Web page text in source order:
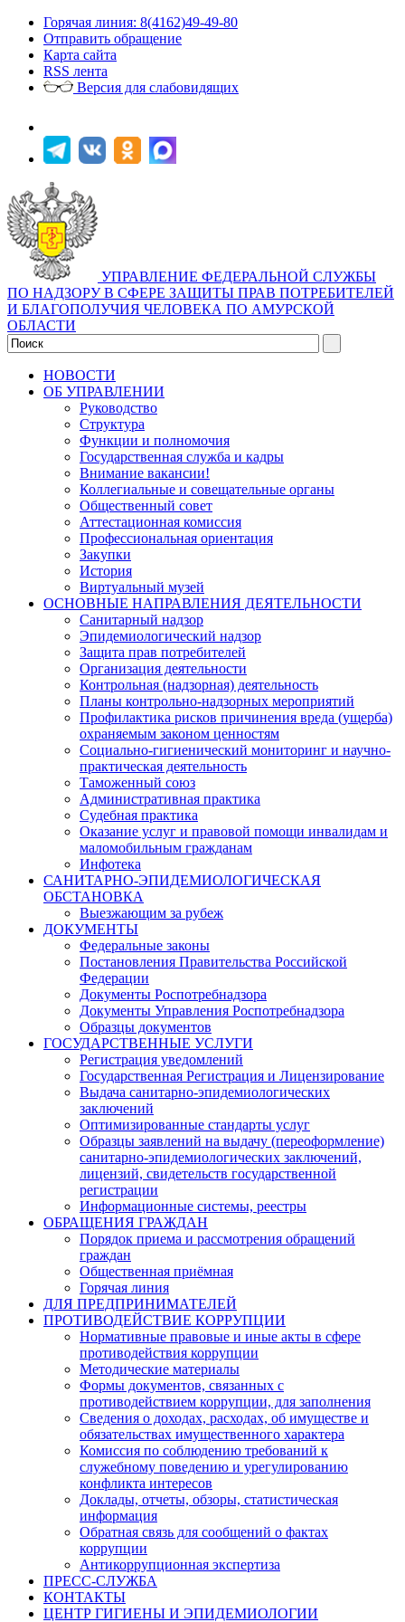
Горячая линия: 8(4162)49-49-80
Отправить обращение
Карта сайта
RSS лента
Версия для слабовидящих
УПРАВЛЕНИЕ ФЕДЕРАЛЬНОЙ СЛУЖБЫ
ПО НАДЗОРУ В СФЕРЕ ЗАЩИТЫ ПРАВ ПОТРЕБИТЕЛЕЙ
И БЛАГОПОЛУЧИЯ ЧЕЛОВЕКА ПО АМУРСКОЙ
ОБЛАСТИ
НОВОСТИ
ОБ УПРАВЛЕНИИ
Руководство
Структура
Функции и полномочия
Государственная служба и кадры
Внимание вакансии!
Коллегиальные и совещательные органы
Общественный совет
Аттестационная комиссия
Профессиональная ориентация
Закупки
История
Виртуальный музей
ОСНОВНЫЕ НАПРАВЛЕНИЯ ДЕЯТЕЛЬНОСТИ
Санитарный надзор
Эпидемиологический надзор
Защита прав потребителей
Организация деятельности
Контрольная (надзорная) деятельность
Планы контрольно-надзорных мероприятий
Профилактика рисков причинения вреда (ущерба)
охраняемым законом ценностям
Социально-гигиенический мониторинг и научно-
практическая деятельность
Таможенный союз
Административная практика
Судебная практика
Оказание услуг и правовой помощи инвалидам и
маломобильным гражданам
Инфотека
САНИТАРНО-ЭПИДЕМИОЛОГИЧЕСКАЯ
ОБСТАНОВКА
Выезжающим за рубеж
ДОКУМЕНТЫ
Федеральные законы
Постановления Правительства Российской
Федерации
Документы Роспотребнадзора
Документы Управления Роспотребнадзора
Образцы документов
ГОСУДАРСТВЕННЫЕ УСЛУГИ
Регистрация уведомлений
Государственная Регистрация и Лицензирование
Выдача санитарно-эпидемиологических
заключений
Оптимизированные стандарты услуг
Образцы заявлений на выдачу (переоформление)
санитарно-эпидемиологических заключений,
лицензий, свидетельств государственной
регистрации
Информационные системы, реестры
ОБРАЩЕНИЯ ГРАЖДАН
Порядок приема и рассмотрения обращений
граждан
Общественная приёмная
Горячая линия
ДЛЯ ПРЕДПРИНИМАТЕЛЕЙ
ПРОТИВОДЕЙСТВИЕ КОРРУПЦИИ
Нормативные правовые и иные акты в сфере
противодействия коррупции
Методические материалы
Формы документов, связанных с
противодействием коррупции, для заполнения
Сведения о доходах, расходах, об имуществе и
обязательствах имущественного характера
Комиссия по соблюдению требований к
служебному поведению и урегулированию
конфликта интересов
Доклады, отчеты, обзоры, статистическая
информация
Обратная связь для сообщений о фактах
коррупции
Антикоррупционная экспертиза
ПРЕСС-СЛУЖБА
КОНТАКТЫ
ЦЕНТР ГИГИЕНЫ И ЭПИДЕМИОЛОГИИ